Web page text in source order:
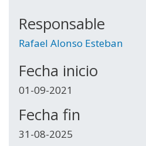
Responsable
Rafael Alonso Esteban
Fecha inicio
01-09-2021
Fecha fin
31-08-2025